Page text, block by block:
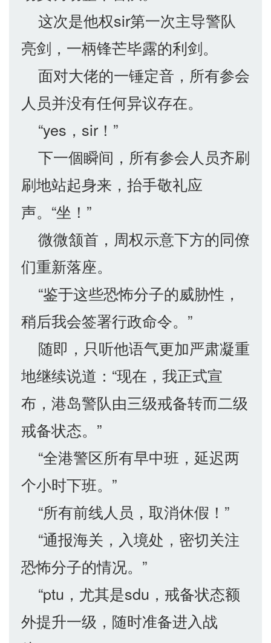
这次是他权sir第一次主导警队
亮剑，一柄锋芒毕露的利剑。
面对大佬的一锤定音，所有参会
人员并没有任何异议存在。
“yes，sir！”
下一個瞬间，所有参会人员齐刷
刷地站起身来，抬手敬礼应
声。“坐！”
微微颔首，周权示意下方的同僚
们重新落座。
“鉴于这些恐怖分子的威胁性，
稍后我会签署行政命令。”
随即，只听他语气更加严肃凝重
地继续说道：“现在，我正式宣
布，港岛警队由三级戒备转而二级
戒备状态。”
“全港警区所有早中班，延迟两
个小时下班。”
“所有前线人员，取消休假！”
“通报海关，入境处，密切关注
恐怖分子的情况。”
“ptu，尤其是sdu，戒备状态额
外提升一级，随时准备进入战